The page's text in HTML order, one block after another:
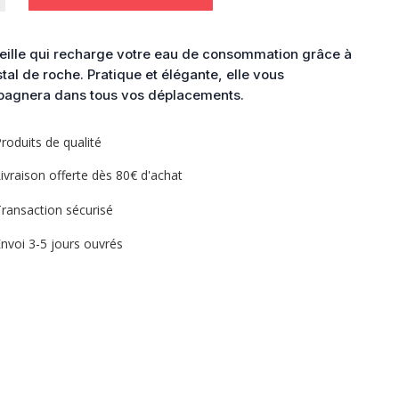
qui recharge votre eau de consommation grâce à
de roche. Pratique et élégante, elle vous
dans tous vos déplacements.
de qualité
offerte dès 80€ d'achat
sécurisé
3-5 jours ouvrés